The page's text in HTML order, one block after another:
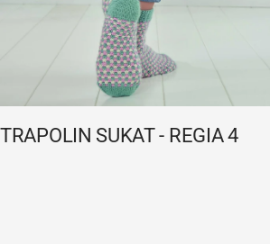
TRAPOLIN SUKAT - REGIA 4